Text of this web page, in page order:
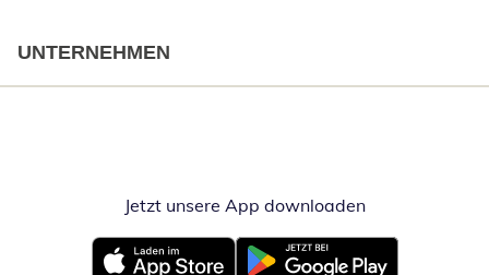
UNTERNEHMEN
Jetzt unsere App downloadenÖffnet in